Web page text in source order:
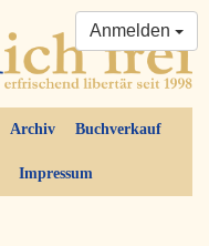
Archiv Buchverkauf
Impressum
Anmelden